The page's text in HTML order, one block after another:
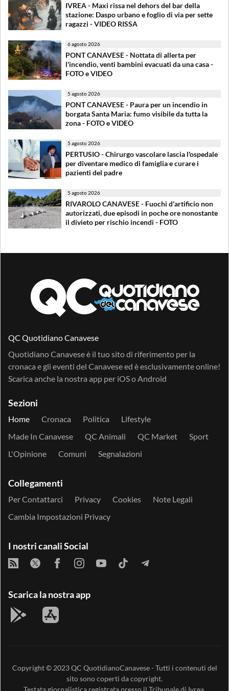
IVREA - Maxi rissa nel dehors del bar della
stazione: Daspo urbano e foglio di via per sette
ragazzi - VIDEO RISSA
6 agosto 2026
PONT CANAVESE - Nottata di allerta per
l'incendio, venti bambini evacuati da una casa -
FOTO e VIDEO
5 agosto 2026
PONT CANAVESE - Paura per un incendio in
borgata Santa Maria: fumo visibile da tutta la
zona - FOTO e VIDEO
5 agosto 2026
PERTUSIO - Chirurgo vascolare lascia l'ospedale
per diventare medico di famiglia e curare i
pazienti del padre
5 agosto 2026
RIVAROLO CANAVESE - Fuochi d'artificio non
autorizzati, due episodi in poche ore nonostante
il divieto per rischio incendi - FOTO
QC Quotidiano Canavese
Quotidiano Canavese è il tuo sito di riferimento per la
cronaca e gli eventi del Canavese ed è esclusivamente online!
Scarica anche la nostra app per iOSo Android
Sezioni
Home Cronaca Politica
Lifestyle
Made In Canavese
QC Animali QC Market
Sport
L'Opinione
Comuni Segnalazioni
Collegamenti
Per Contattarci Privacy Cookies
Note Legali
Cambia Impostazioni Privacy
I nostri canali Social
Scarica la nostra app
Copyright © 2023QC QuotidianoCanavese- Tutti i contenuti del
sito sono coperti da copyright.
Testata giornalistica registrata presso il Tribunale di Ivrea,